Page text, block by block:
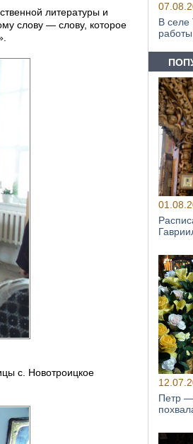
литературы и
слову — слову, которое
с. Новотроицкое
В селе
Петр